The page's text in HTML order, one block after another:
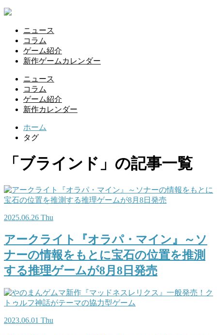
ニュース
コラム
ゲーム紹介
新作ゲームカレンダー
ニュース
コラム
ゲーム紹介
新作カレンダー
ホーム
タグ
「ブラインド」の記事一覧
2025.06.26 Thu
アークライト『オラパ・マイン』～ソ
ナーの情報をもとに宝石の位置を推測
する推理ゲームが8月8日発売
2023.06.01 Thu